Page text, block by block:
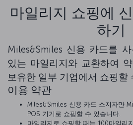
마일리지 쇼핑에
하기
Miles&Smiles 신용 카드를
있는 마일리지와 교환하여
보유한 일부 기업에서 쇼핑할
이용 약관
Miles&Smiles 신용 카드 소지자만
POS 기기로 쇼핑할 수 있습니다.
마일리지로 쇼핑할 때는 100마일리